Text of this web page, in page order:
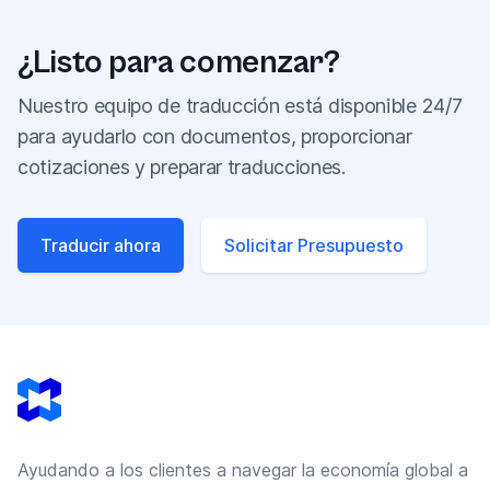
¿Listo para comenzar?
Nuestro equipo de traducción está disponible 24/7
para ayudarlo con documentos, proporcionar
cotizaciones y preparar traducciones.
Traducir ahora Solicitar Presupuesto
Ayudando a los clientes a navegar la economía global a